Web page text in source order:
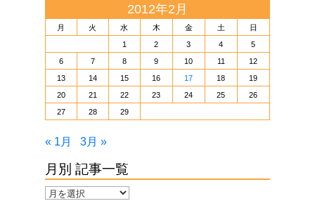
2012年2月
月 火 水 木 金 土
日
1
2 3 4
5
6
7 8 9 10 11
12
13
14 15 16 17 18
19
20
21 22 23 24 25
26
27
28 29
« 1月 3月 »
月別 記事一覧
月